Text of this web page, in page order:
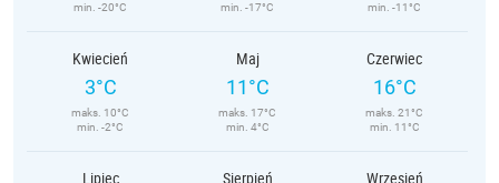
min. -20°C
min. -17°C
min. -11°C
Kwiecień
3°C
maks. 10°C
min. -2°C
Maj
11°C
maks. 17°C
min. 4°C
Czerwiec
16°C
maks. 21°C
min. 11°C
Lipiec Sierpień Wrzesień